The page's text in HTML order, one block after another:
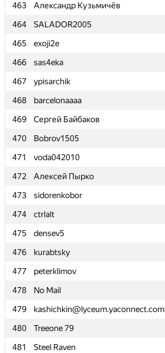
463
Александр Кузьмичёв
464
SALADOR2005
465
exoji2e
466
sas4eka
467
ypisarchik
468
barcelonaaaa
469
Сергей Байбаков
470
Bobrov1505
471
voda042010
472
Алексей Пырко
473
sidorenkobor
474
ctrlalt
475
densev5
476
kurabtsky
477
peterklimov
478
No Mail
479
kashichkin@lyceum.yaconnect.com
480
Treeone 79
481
Steel Raven
463
Александр Кузьмичёв
464
SALADOR2005
465
exoji2e
466
sas4eka
467
ypisarchik
468
barcelonaaaa
469
Сергей Байбаков
470
Bobrov1505
471
voda042010
472
Алексей Пырко
473
sidorenkobor
474
ctrlalt
475
densev5
476
kurabtsky
477
peterklimov
478
No Mail
479
kashichkin@lyceum.yaconnect.com
480
Treeone 79
481
Steel Raven